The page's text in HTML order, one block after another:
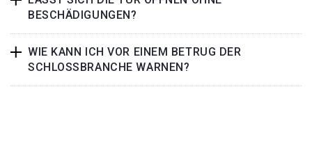
BESCHÄDIGUNGEN?
WIE KANN ICH VOR EINEM BETRUG DER
SCHLOSSBRANCHE WARNEN?